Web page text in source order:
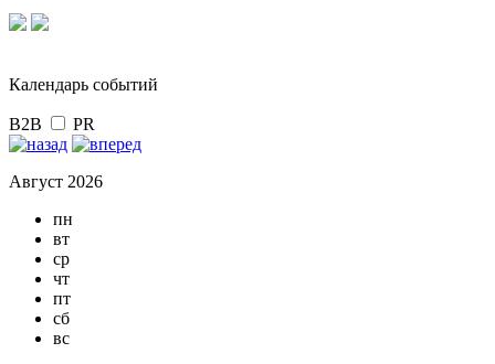
Календарь событий
B2B PR
Август 2026
пн
вт
ср
чт
пт
сб
вс